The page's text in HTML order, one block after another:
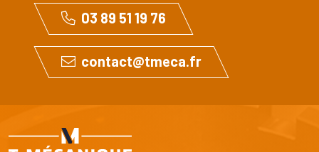
03 89 51 19 76
contact@tmeca.fr